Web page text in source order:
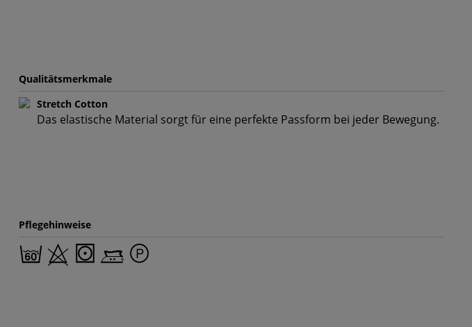
Qualitätsmerkmale
Stretch Cotton
Das elastische Material sorgt für eine perfekte Passform bei jeder Bewegung.
Pflegehinweise